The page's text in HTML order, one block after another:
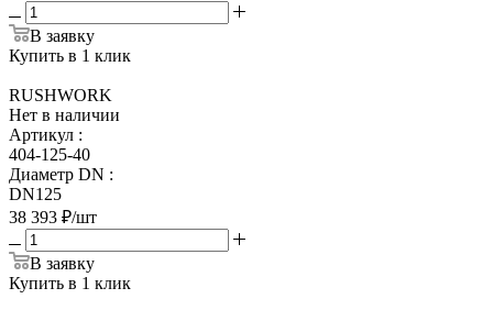
В заявку
Купить в 1 клик
RUSHWORK
Нет в наличии
Артикул :
404-125-40
Диаметр DN :
DN125
38 393 ₽/шт
В заявку
Купить в 1 клик